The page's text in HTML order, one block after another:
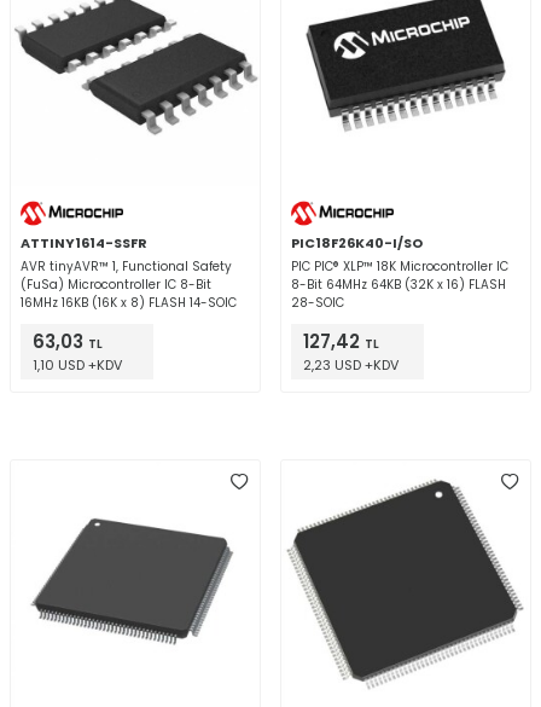
ATTINY1614-SSFR
AVR tinyAVR™ 1, Functional Safety
(FuSa) Microcontroller IC 8-Bit
16MHz 16KB (16K x 8) FLASH 14-SOIC
63,03 TL
1,10 USD +KDV
PIC18F26K40-I/SO
PIC PIC® XLP™ 18K Microcontroller IC
8-Bit 64MHz 64KB (32K x 16) FLASH
28-SOIC
127,42 TL
2,23 USD +KDV